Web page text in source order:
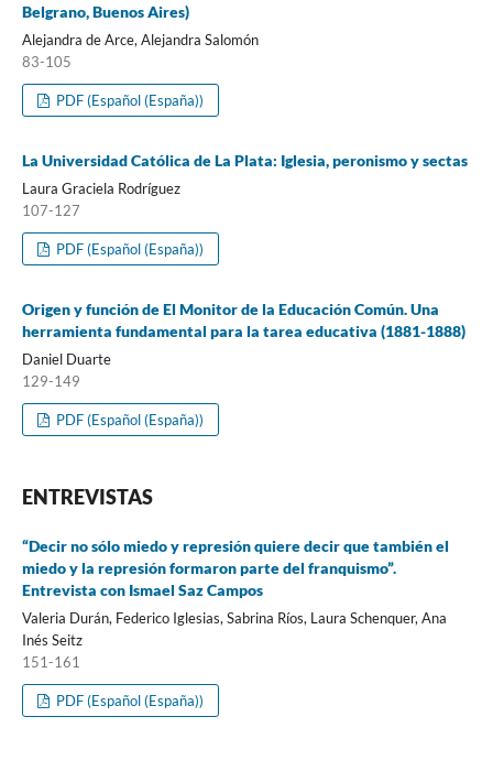
Belgrano, Buenos Aires)
Alejandra de Arce, Alejandra Salomón
83-105
PDF (Español (España))
La Universidad Católica de La Plata: Iglesia, peronismo y sectas
Laura Graciela Rodríguez
107-127
PDF (Español (España))
Origen y función de El Monitor de la Educación Común. Una
herramienta fundamental para la tarea educativa (1881-1888)
Daniel Duarte
129-149
PDF (Español (España))
ENTREVISTAS
“Decir no sólo miedo y represión quiere decir que también el
miedo y la represión formaron parte del franquismo”.
Entrevista con Ismael Saz Campos
Valeria Durán, Federico Iglesias, Sabrina Ríos, Laura Schenquer, Ana
Inés Seitz
151-161
PDF (Español (España))